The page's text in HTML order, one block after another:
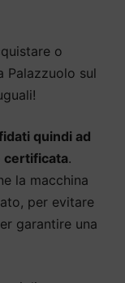
o
Palazzuolo sul
quindi ad
certificata.
la macchina
per evitare
garantire una